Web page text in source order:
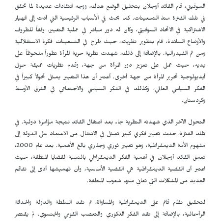
السوفيتي، قام القائد أوجلان بتحليل الوضع هناك، ووجه انتقادات عديدة لما تحقق
في تلك الفترة منذ التسعينات. كما بحث في الأسباب الرئيسية التي أدت إلى انهيار
الاشتراكية في الاتحاد السوفيتي، وكان له دور مباشر في عملية التغيير. وفقاً للظروف
والأوضاع السائدة، قام بتطوير نظرياته، حيث طرح في التسعينات فكرة الاستقلالية
ومن ثم الفيدرالية. بالإضافة إلى ذلك، شهدت نظرية حرية المرأة تطوراً ملحوظاً على
يديه، حيث عمل على تعزيز دور المرأة من جهة، وقدم نظريات عميقة حول
أيديولوجية تحرير المرأة من جهة أخرى. أعتبر أن هذا التغيير يمثل تحولاً كبيراً في
الفكر السياسي العالمي، وكذلك في الفكر السياسي والاجتماعي في الشرق الأوسط
وكردستان.
التحول الآخر الذي شهدته النظرية جاء بعد اعتقال القائد نتيجة مؤامرة دولية. في
تلك الفترة، حدث تغيير فكري كبير تمثل في الانتقال من الاعتماد على الدولة إلى
مفهوم الأمة الديمقراطية، وهو تغيير ثوري وجذري بالغ الأهمية. بعد عام 2000،
تعمق القائد أوجلان في أهمية الفكر الديمقراطي بالنسبة لقضايا المنطقة، حيث
اعتبر أن القضية الديمقراطية هي القضية الأساسية، وأن تهميشها أدى إلى تفاقم
العديد من المشكلات التي تعاني منها شعوب المنطقة.
لتحقيق نظام قائم على الديمقراطية والمساواة، تم نقد السلطة والدولة والحداثة
الرأسمالية، بالإضافة إلى نقد الفكر الذكوري والتعصب القومي والجنسوي. لم يقتصر